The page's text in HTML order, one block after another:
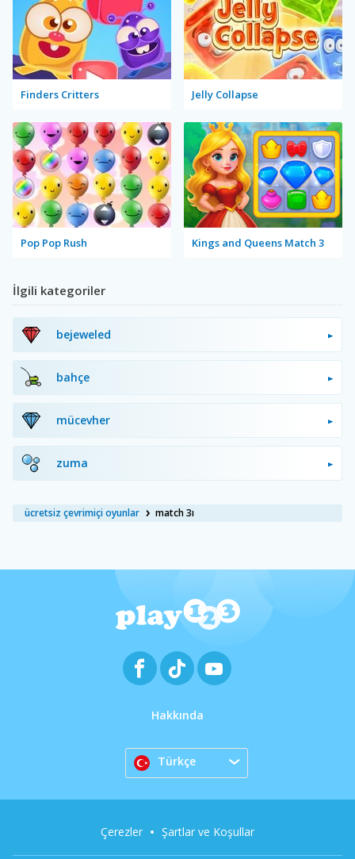
ücretsiz çevrimiçi oyunlar match 3ı
Finders Critters Jelly Collapse
Pop Pop Rush Kings and Queens Match 3
İlgili kategoriler
bejeweled
bahçe
mücevher
zuma
Hakkında
Türkçe
Çerezler Şartlar ve Koşullar